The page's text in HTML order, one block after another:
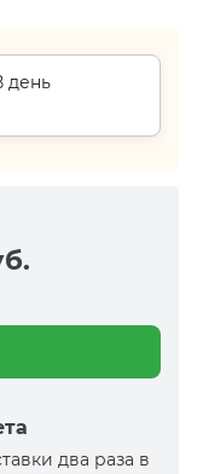
день
два раза в